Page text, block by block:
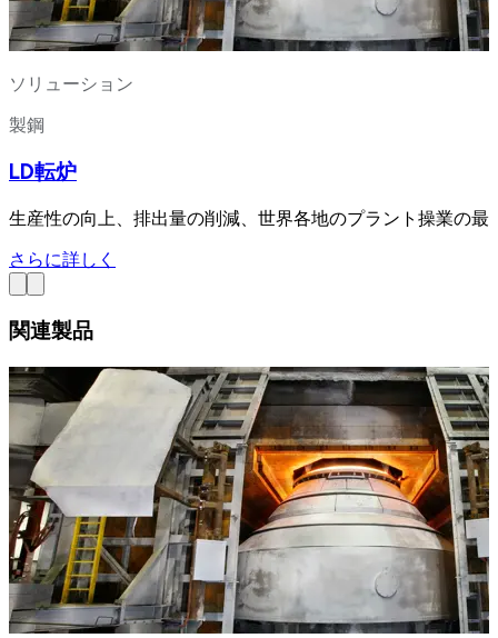
ソリューション
製鋼
LD転炉
生産性の向上、排出量の削減、世界各地のプラント操業の
さらに詳しく
関連製品